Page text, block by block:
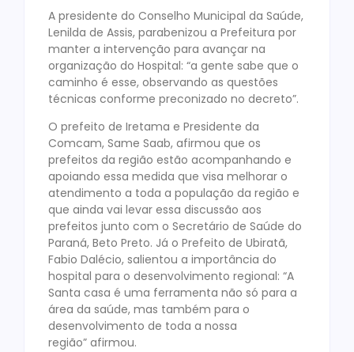
A presidente do Conselho Municipal da Saúde,
Lenilda de Assis, parabenizou a Prefeitura por
manter a intervenção para avançar na
organização do Hospital: “a gente sabe que o
caminho é esse, observando as questões
técnicas conforme preconizado no decreto”.
O prefeito de Iretama e Presidente da
Comcam, Same Saab, afirmou que os
prefeitos da região estão acompanhando e
apoiando essa medida que visa melhorar o
atendimento a toda a população da região e
que ainda vai levar essa discussão aos
prefeitos junto com o Secretário de Saúde do
Paraná, Beto Preto. Já o Prefeito de Ubiratã,
Fabio Dalécio, salientou a importância do
hospital para o desenvolvimento regional: “A
Santa casa é uma ferramenta não só para a
área da saúde, mas também para o
desenvolvimento de toda a nossa
região” afirmou.